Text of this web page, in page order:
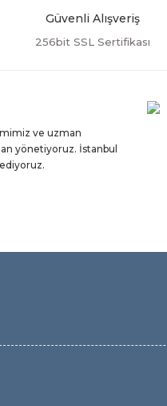
Güvenli Alışveriş
256bit SSL Sertifikası
ve uzman
yönetiyoruz. İstanbul